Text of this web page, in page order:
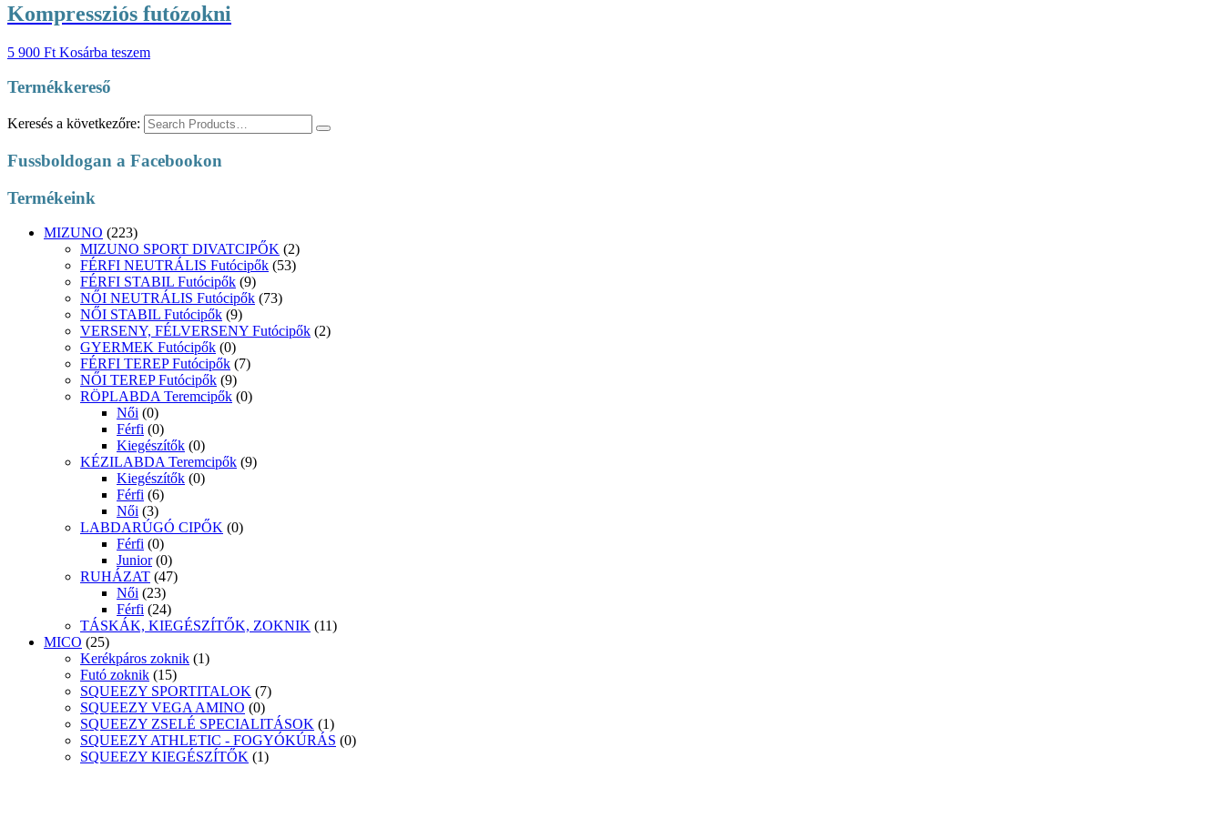
Kompressziós futózokni
5 900 Ft Kosárba teszem
Termékkereső
Keresés a következőre:
Fussboldogan a Facebookon
Termékeink
MIZUNO (223)
MIZUNO SPORT DIVATCIPŐK (2)
FÉRFI NEUTRÁLIS Futócipők (53)
FÉRFI STABIL Futócipők (9)
NŐI NEUTRÁLIS Futócipők (73)
NŐI STABIL Futócipők (9)
VERSENY, FÉLVERSENY Futócipők (2)
GYERMEK Futócipők (0)
FÉRFI TEREP Futócipők (7)
NŐI TEREP Futócipők (9)
RÖPLABDA Teremcipők (0)
Női (0)
Férfi (0)
Kiegészítők (0)
KÉZILABDA Teremcipők (9)
Kiegészítők (0)
Férfi (6)
Női (3)
LABDARÚGÓ CIPŐK (0)
Férfi (0)
Junior (0)
RUHÁZAT (47)
Női (23)
Férfi (24)
TÁSKÁK, KIEGÉSZÍTŐK, ZOKNIK (11)
MICO (25)
Kerékpáros zoknik (1)
Futó zoknik (15)
SQUEEZY SPORTITALOK (7)
SQUEEZY VEGA AMINO (0)
SQUEEZY ZSELÉ SPECIALITÁSOK (1)
SQUEEZY ATHLETIC - FOGYÓKÚRÁS (0)
SQUEEZY KIEGÉSZÍTŐK (1)